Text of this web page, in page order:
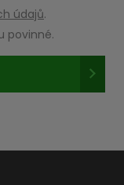
údajů.
povinné.